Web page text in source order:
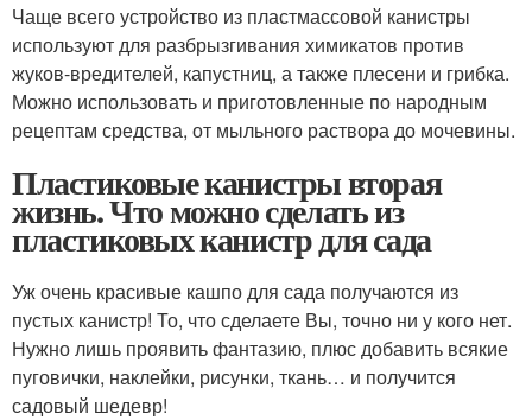
Чаще всего устройство из пластмассовой канистры
используют для разбрызгивания химикатов против
жуков-вредителей, капустниц, а также плесени и грибка.
Можно использовать и приготовленные по народным
рецептам средства, от мыльного раствора до мочевины.
Пластиковые канистры вторая
жизнь. Что можно сделать из
пластиковых канистр для сада
Уж очень красивые кашпо для сада получаются из
пустых канистр! То, что сделаете Вы, точно ни у кого нет.
Нужно лишь проявить фантазию, плюс добавить всякие
пуговички, наклейки, рисунки, ткань… и получится
садовый шедевр!